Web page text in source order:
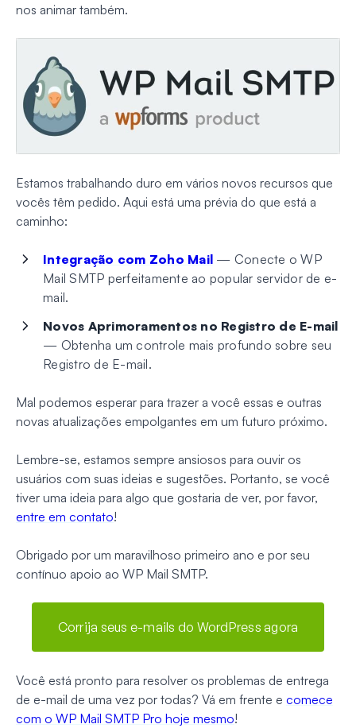
nos animar também.
Estamos trabalhando duro em vários novos recursos que
vocês têm pedido. Aqui está uma prévia do que está a
caminho:
Integração com Zoho Mail — Conecte o WP
Mail SMTP perfeitamente ao popular servidor de e-
mail.
Novos Aprimoramentos no Registro de E-mail
— Obtenha um controle mais profundo sobre seu
Registro de E-mail.
Mal podemos esperar para trazer a você essas e outras
novas atualizações empolgantes em um futuro próximo.
Lembre-se, estamos sempre ansiosos para ouvir os
usuários com suas ideias e sugestões. Portanto, se você
tiver uma ideia para algo que gostaria de ver, por favor,
entre em contato!
Obrigado por um maravilhoso primeiro ano e por seu
contínuo apoio ao WP Mail SMTP.
Corrija seus e-mails do WordPress agora
Você está pronto para resolver os problemas de entrega
de e-mail de uma vez por todas? Vá em frente e comece
com o WP Mail SMTP Pro hoje mesmo!